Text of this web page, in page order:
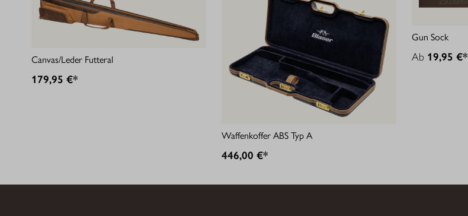
Canvas/Leder Futteral
179,95 €*
Waffenkoffer ABS Typ A
446,00 €*
Gun Sock
Ab 19,95 €*